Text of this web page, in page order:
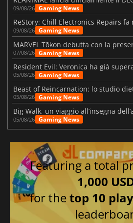
09/08/26 Gaming News
09/08/26 Gaming News
07/08/26 Gaming News
05/08/26 Gaming News
05/08/26 Gaming News
Big Walk, un viaggio all’insegna
05/08/26 Gaming News
Featuring a total
1,000
for thetop 10